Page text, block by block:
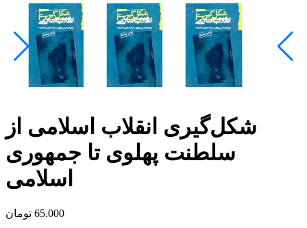
شکل‌گیری انقلاب اسلامی از
سلطنت پهلوی تا جمهوری
اسلامی
65.000 تومان